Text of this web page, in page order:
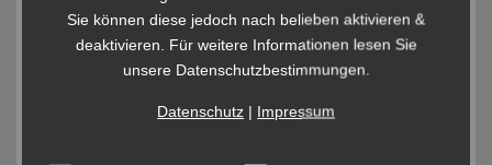
Sie können diese jedoch nach belieben aktivieren &
deaktivieren. Für weitere Informationen lesen Sie
unsere Datenschutzbestimmungen.
Datenschutz| Impressum